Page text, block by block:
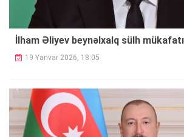
İlham Əliyev beynəlxalq sülh
19 Yanvar 2026, 18:05